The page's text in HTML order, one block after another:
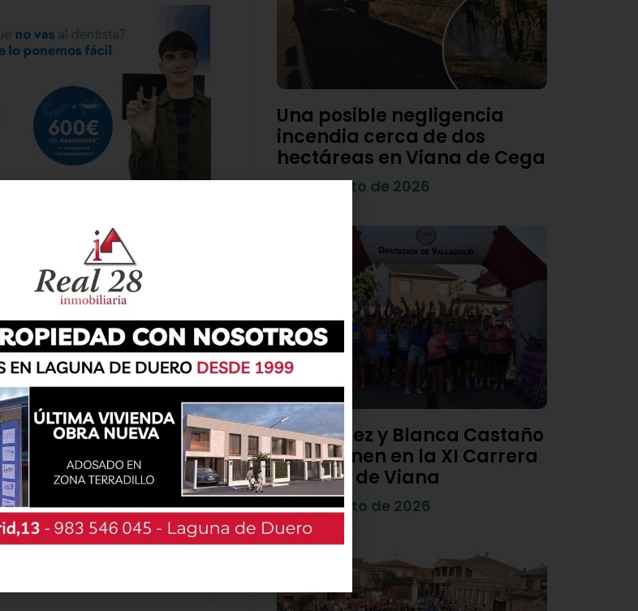
esquina en Laguna de Duero y
y timbales de los diferentes
los principales atractivos de
el Concurso de Cortes,
con la participación de los
Manso ‘Baloteli’, Iker Carrasco
Jonathan Castaño, Roberto
sergio Martínez y Adrián
Una posible negligencia
incendia cerca de dos
hectáreas en Viana de Cega
7 de agosto de 2026
Diego Díez y Blanca Castaño
se imponen en la XI Carrera
Popular de Viana
4 de agosto de 2026